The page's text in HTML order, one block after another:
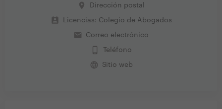
place Dirección postal
perm_contact_calendar Licencias: Colegio de Abogados
email Correo electrónico
phone_iphone Teléfono
language Sitio web